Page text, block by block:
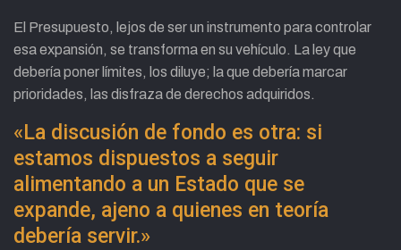
El Presupuesto, lejos de ser un instrumento para controlar
esa expansión, se transforma en su vehículo. La ley que
debería poner límites, los diluye; la que debería marcar
prioridades, las disfraza de derechos adquiridos.
«La discusión de fondo es otra: si
estamos dispuestos a seguir
alimentando a un Estado que se
expande, ajeno a quienes en teoría
debería servir.»